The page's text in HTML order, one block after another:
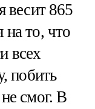
весит 865
то, что
всех
побить
смог. В